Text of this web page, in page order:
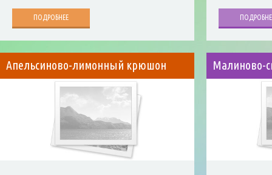
ПОДРОБНЕЕ
Апельсиново-лимонный крюшон Малиново-